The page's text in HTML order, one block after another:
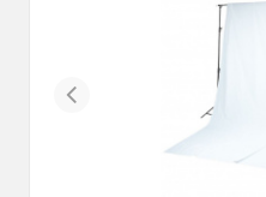
Previous